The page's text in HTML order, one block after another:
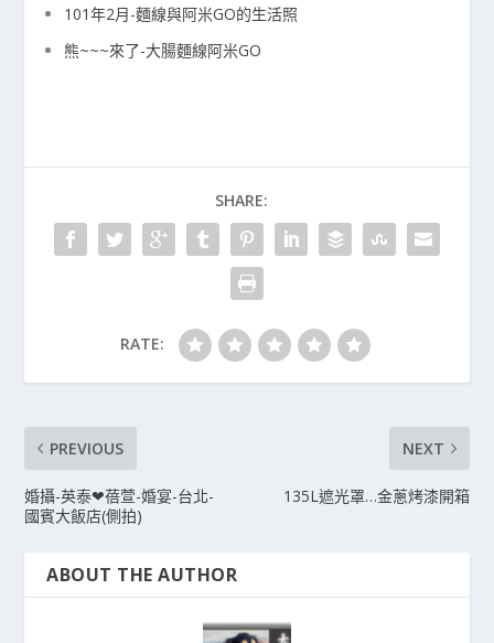
101年2月-麵線與阿米GO的生活照
熊~~~來了-大腸麵線阿米GO
SHARE:
RATE:
PREVIOUS
婚攝-英泰❤蓓萱-婚宴-台北-
國賓大飯店(側拍)
NEXT
135L遮光罩…金蔥烤漆開箱
ABOUT THE AUTHOR